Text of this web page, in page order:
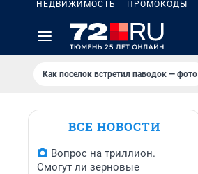
НЕДВИЖИМОСТЬ ПРОМОКОДЫ
Как поселок встретил паводок — фото
ВСЕ НОВОСТИ
Вопрос на триллион.
Смогут ли зерновые